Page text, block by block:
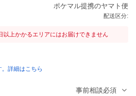
ポケマル提携のヤマト便
配送区分:
上かかるエリアにはお届けできません
詳細はこちら
事前相談必須